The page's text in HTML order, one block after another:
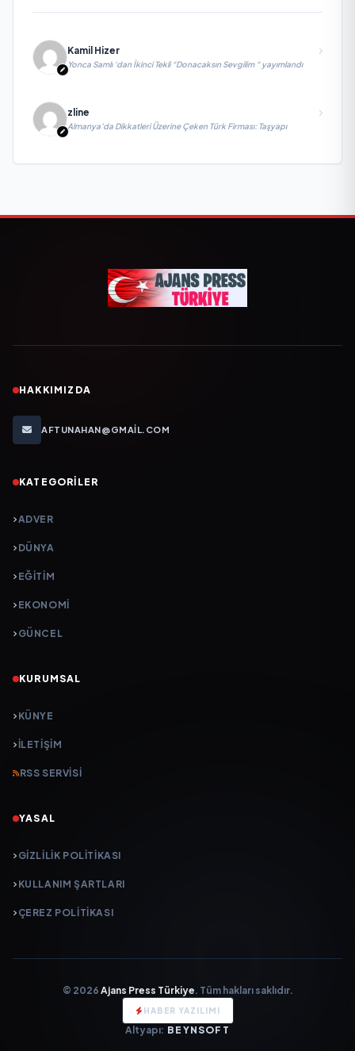
Kamil Hizer
Yonca Samlı ‘dan İkinci Tekli “Donacaksın Sevgilim “ yayımlandı
zline
Almanya’da Dikkatleri Üzerine Çeken Türk Firması: Taşyapı
HAKKIMIZDA
AFTUNAHAN@GMAIL.COM
KATEGORILER
ADVER
DÜNYA
EĞİTİM
EKONOMİ
GÜNCEL
KURUMSAL
KÜNYE
İLETIŞIM
RSS SERVISI
YASAL
GIZLILIK POLITIKASI
KULLANIM ŞARTLARI
ÇEREZ POLITIKASI
© 2026 Ajans Press Türkiye. Tüm hakları saklıdır.
HABER YAZILIMI
Altyapı: BEYNSOFT